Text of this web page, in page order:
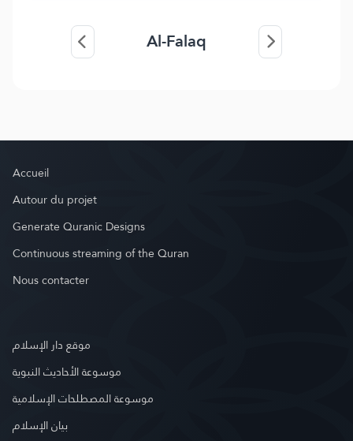
Al-Falaq
Accueil
Autour du projet
Generate Quranic Designs
Continuous streaming of the Quran
Nous contacter
موقع دار الإسلام
موسوعة الأحاديث النبوية
موسوعة المصطلحات الإسلامية
بيان الإسلام